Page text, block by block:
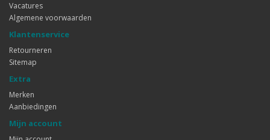
Vacatures
Algemene voorwaarden
Klantenservice
Retourneren
Sitemap
Extra
Merken
Aanbiedingen
Mijn account